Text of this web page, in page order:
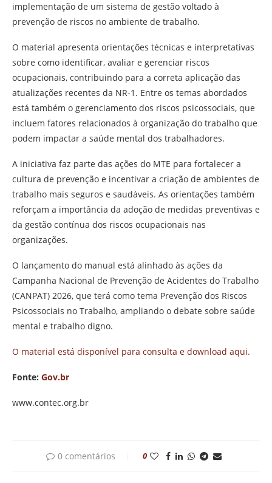
implementação de um sistema de gestão voltado à
prevenção de riscos no ambiente de trabalho.
O material apresenta orientações técnicas e interpretativas
sobre como identificar, avaliar e gerenciar riscos
ocupacionais, contribuindo para a correta aplicação das
atualizações recentes da NR-1. Entre os temas abordados
está também o gerenciamento dos riscos psicossociais, que
incluem fatores relacionados à organização do trabalho que
podem impactar a saúde mental dos trabalhadores.
A iniciativa faz parte das ações do MTE para fortalecer a
cultura de prevenção e incentivar a criação de ambientes de
trabalho mais seguros e saudáveis. As orientações também
reforçam a importância da adoção de medidas preventivas e
da gestão contínua dos riscos ocupacionais nas
organizações.
O lançamento do manual está alinhado às ações da
Campanha Nacional de Prevenção de Acidentes do Trabalho
(CANPAT) 2026, que terá como tema Prevenção dos Riscos
Psicossociais no Trabalho, ampliando o debate sobre saúde
mental e trabalho digno.
O material está disponível para consulta e download aqui.
Fonte: Gov.br
www.contec.org.br
0 comentários 0